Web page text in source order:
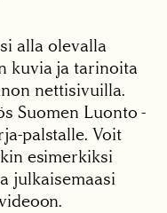
alla olevalla
kuvia ja tarinoita
nettisivuilla.
Suomen Luonto -
palstalle. Voit
esimerkiksi
julkaisemaasi